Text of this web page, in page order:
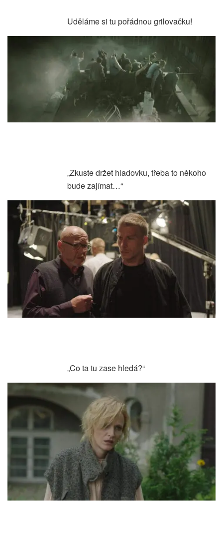
Uděláme si tu pořádnou grilovačku!
„Zkuste držet hladovku, třeba to někoho
bude zajímat…“
„Co ta tu zase hledá?“